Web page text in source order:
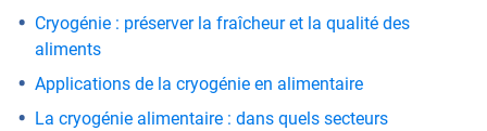
Cryogénie : préserver la fraîcheur et la qualité des
aliments
Applications de la cryogénie en alimentaire
La cryogénie alimentaire : dans quels secteurs